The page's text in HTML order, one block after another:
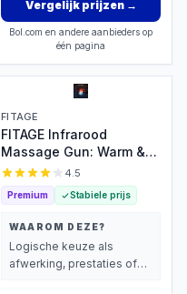
Vergelijk prijzen→
Bol.com en andere aanbieders op
één pagina
FITAGE
FITAGE Infrarood
Massage Gun: Warm &
Koud, 30 standen
4.5
Premium Stabiele prijs
WAAROM DEZE?
Logische keuze als
afwerking, prestaties of